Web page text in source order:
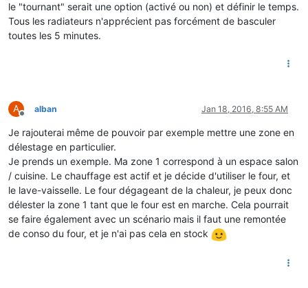
le "tournant" serait une option (activé ou non) et définir le temps.
Tous les radiateurs n'apprécient pas forcément de basculer
toutes les 5 minutes.
A
Offline
alban Jan 18, 2016, 8:55 AM
Je rajouterai même de pouvoir par exemple mettre une zone en
délestage en particulier.
Je prends un exemple. Ma zone 1 correspond à un espace salon
/ cuisine. Le chauffage est actif et je décide d'utiliser le four, et
le lave-vaisselle. Le four dégageant de la chaleur, je peux donc
délester la zone 1 tant que le four est en marche. Cela pourrait
se faire également avec un scénario mais il faut une remontée
de conso du four, et je n'ai pas cela en stock